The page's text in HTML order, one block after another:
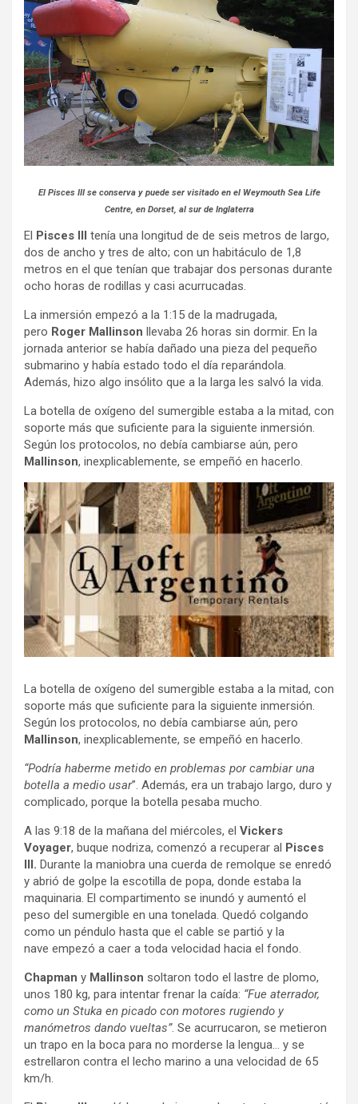
El Pisces III se conserva y puede ser visitado en el Weymouth Sea Life
Centre, en Dorset, al sur de Inglaterra
El Pisces III tenía una longitud de de seis metros de largo,
dos de ancho y tres de alto; con un habitáculo de 1,8
metros en el que tenían que trabajar dos personas durante
ocho horas de rodillas y casi acurrucadas.
La inmersión empezó a la 1:15 de la madrugada,
pero Roger Mallinson llevaba 26 horas sin dormir. En la
jornada anterior se había dañado una pieza del pequeño
submarino y había estado todo el día reparándola.
Además, hizo algo insólito que a la larga les salvó la vida.
La botella de oxígeno del sumergible estaba a la mitad, con
soporte más que suficiente para la siguiente inmersión.
Según los protocolos, no debía cambiarse aún, pero
Mallinson, inexplicablemente, se empeñó en hacerlo.
La botella de oxígeno del sumergible estaba a la mitad, con
soporte más que suficiente para la siguiente inmersión.
Según los protocolos, no debía cambiarse aún, pero
Mallinson, inexplicablemente, se empeñó en hacerlo.
“Podría haberme metido en problemas por cambiar una
botella a medio usar”. Además, era un trabajo largo, duro y
complicado, porque la botella pesaba mucho.
A las 9:18 de la mañana del miércoles, el Vickers
Voyager, buque nodriza, comenzó a recuperar al Pisces
III. Durante la maniobra una cuerda de remolque se enredó
y abrió de golpe la escotilla de popa, donde estaba la
maquinaria. El compartimento se inundó y aumentó el
peso del sumergible en una tonelada. Quedó colgando
como un péndulo hasta que el cable se partió y la
nave empezó a caer a toda velocidad hacia el fondo.
Chapman y Mallinson soltaron todo el lastre de plomo,
unos 180 kg, para intentar frenar la caída: “Fue aterrador,
como un Stuka en picado con motores rugiendo y
manómetros dando vueltas”. Se acurrucaron, se metieron
un trapo en la boca para no morderse la lengua… y se
estrellaron contra el lecho marino a una velocidad de 65
km/h.